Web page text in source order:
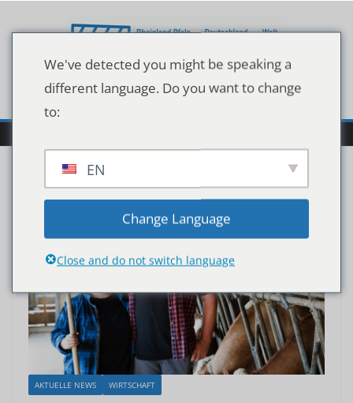
Inhalt
AKTUELLE NEWS WIRTSCHAFT
We've detected you might be speaking a
different language. Do you want to change
to:
EN
Change Language
Close and do not switch language